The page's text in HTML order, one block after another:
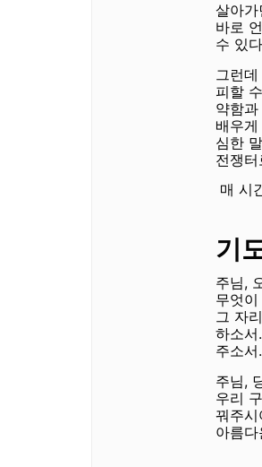
살아
바로
수 있다
그런
피할
약함
배우
심한
전쟁
매 시
기
주님,
무엇
그 자
하소서.
주소서.
주님,
우리
꿔주
아름